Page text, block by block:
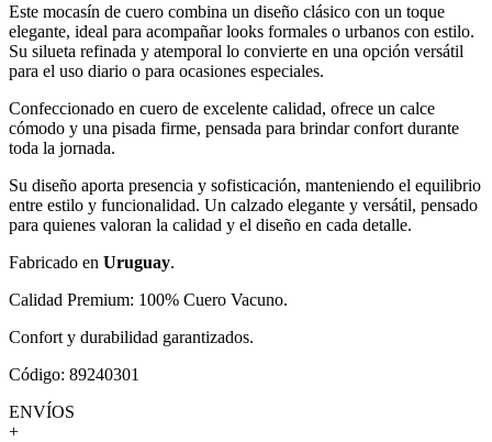
Este mocasín de cuero combina un diseño clásico con un toque
elegante, ideal para acompañar looks formales o urbanos con estilo.
Su silueta refinada y atemporal lo convierte en una opción versátil
para el uso diario o para ocasiones especiales.
Confeccionado en cuero de excelente calidad, ofrece un calce
cómodo y una pisada firme, pensada para brindar confort durante
toda la jornada.
Su diseño aporta presencia y sofisticación, manteniendo el equilibrio
entre estilo y funcionalidad. Un calzado elegante y versátil, pensado
para quienes valoran la calidad y el diseño en cada detalle.
Fabricado en Uruguay.
Calidad Premium: 100% Cuero Vacuno.
Confort y durabilidad garantizados.
Código: 89240301
ENVÍOS
+